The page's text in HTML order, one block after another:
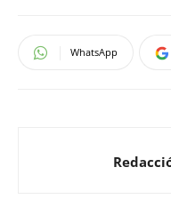
WhatsApp